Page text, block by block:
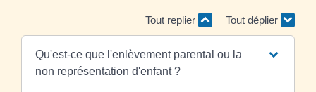
Tout replier Tout déplier
Qu'est-ce que l'enlèvement parental ou la
non représentation d'enfant ?